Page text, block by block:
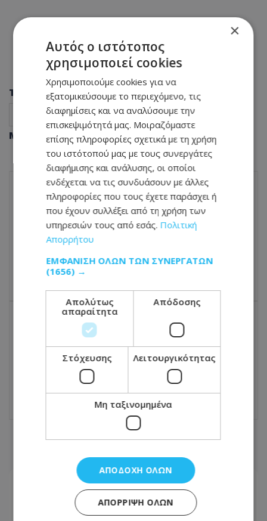
Tags
πυροβολισμοί Λευκός Οίκος ΗΠΑ
Μοιράσου αυτό το άρθρο
ΠΡΟΗΓΟΎΜΕΝΟ ΆΡΘΡΟ
Η μητέρα της την παρουσίαζε ως βαριά
άρρωστη ενώ ήταν υγιής και εκείνη τη
δολοφόνησε για να ζήσει τη ζωή της – Η
26.04.2026 - 17:18
ΕΠΌΜΕΝΟ ΆΡΘΡΟ
VIDEO: Το «ChatGPT της Ρομποτικής» -
Ρομπότ κερδίζει επαγγελματίες στο
πινγκ πονγκ
ΣΧΕΤΙΚΑ ΑΡΘΡΑ
×
Αυτός ο ιστότοπος
χρησιμοποιεί cookies
Χρησιμοποιούμε cookies για να
εξατομικεύσουμε το περιεχόμενο, τις
διαφημίσεις και να αναλύσουμε την
επισκεψιμότητά μας. Μοιραζόμαστε
επίσης πληροφορίες σχετικά με τη χρήση
του ιστότοπού μας με τους συνεργάτες
διαφήμισης και ανάλυσης, οι οποίοι
ενδέχεται να τις συνδυάσουν με άλλες
πληροφορίες που τους έχετε παράσχει ή
που έχουν συλλέξει από τη χρήση των
υπηρεσιών τους από εσάς. Πολιτική
Απορρήτου
ΕΜΦΆΝΙΣΗ ΌΛΩΝ ΤΩΝ ΣΥΝΕΡΓΑΤΏΝ
(1656) →
Απολύτως
απαραίτητα
Απόδοσης
Στόχευσης Λειτουργικότητας
Μη ταξινομημένα
ΑΠΟΔΟΧΉ ΌΛΩΝ
ΑΠΌΡΡΙΨΗ ΌΛΩΝ